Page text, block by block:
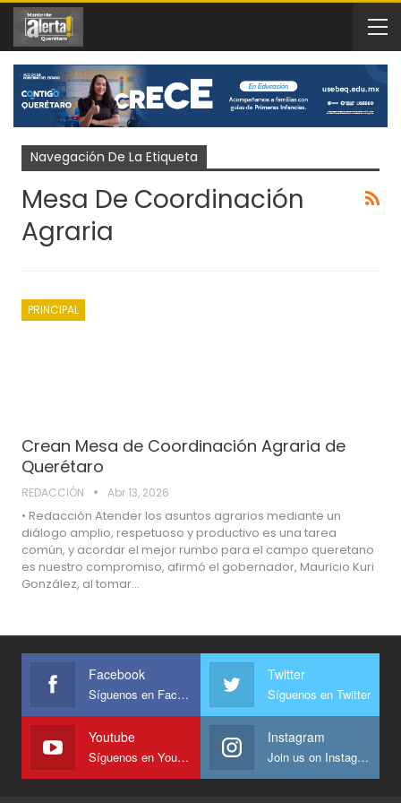
Navegación De La Etiqueta
Mesa De Coordinación
Agraria
PRINCIPAL
Crean Mesa de Coordinación Agraria de
Querétaro
REDACCIÓN Abr 13, 2026
• Redacción Atender los asuntos agrarios mediante un
diálogo amplio, respetuoso y productivo es una tarea
común, y acordar el mejor rumbo para el campo queretano
es nuestro compromiso, afirmó el gobernador, Mauricio Kuri
González, al tomar…
Facebook
Síguenos en Facebook
Twitter
Síguenos en Twitter
Youtube
Síguenos en Youtube
Instagram
Join us on Instagram